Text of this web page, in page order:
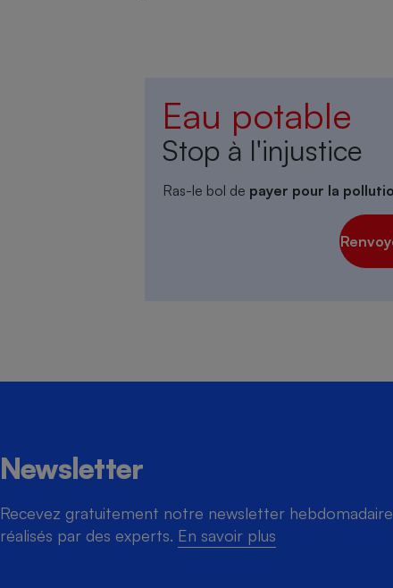
Eau potable
Stop à l'injustice
Ras-le bol de payer pour la
Newsletter
Recevez gratuitement notre newsletter
réalisés par des experts. En savoir plus